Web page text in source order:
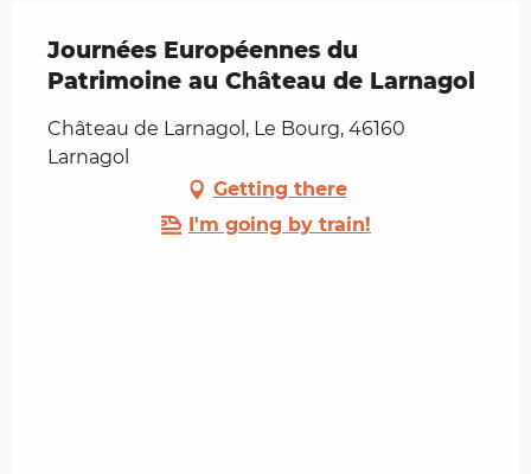
Journées Européennes du
Patrimoine au Château de Larnagol
Château de Larnagol, Le Bourg, 46160
Larnagol
Getting there
I'm going by train!